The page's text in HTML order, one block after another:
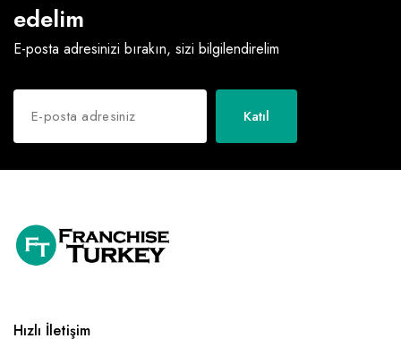
edelim
E-posta adresinizi bırakın, sizi bilgilendirelim
Katıl
Hızlı İletişim